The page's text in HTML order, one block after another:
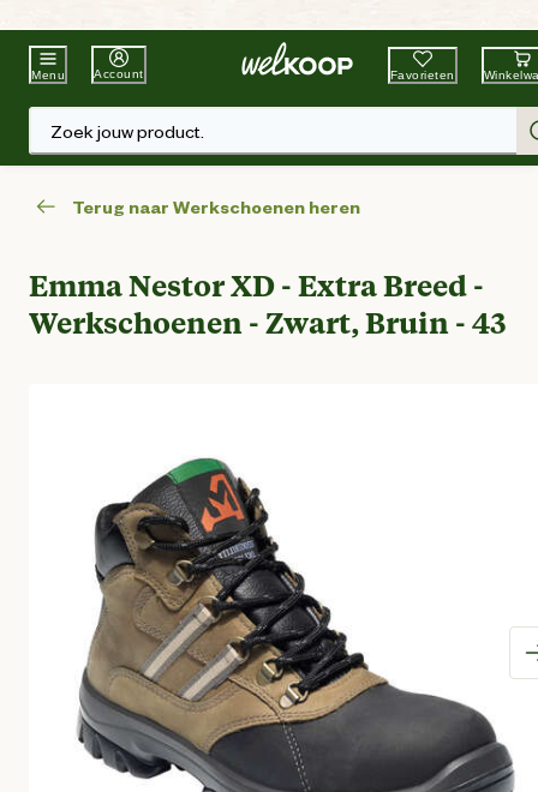
Beste WinkelketenTuin & Dier
Menu Account Favorieten
Zoek jouw product.
Terug naar Werkschoenen heren
Emma Nestor XD - Extra Breed -
Werkschoenen - Zwart, Bruin - 43